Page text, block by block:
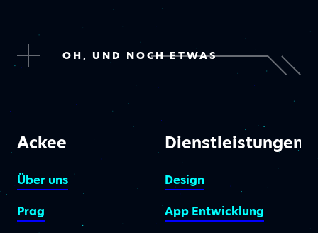
OH, UND NOCH ETWAS
Ackee
Über uns
Prag
Dienstleistungen
Design
App Entwicklung